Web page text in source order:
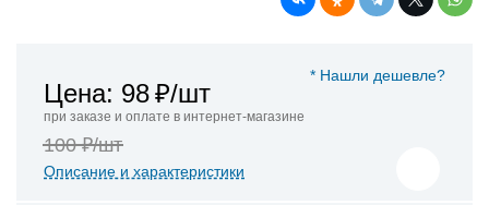
* Нашли дешевле?
Цена: 98₽/шт
при заказе и оплате в интернет-магазине
100 ₽/шт
Описание и характеристики